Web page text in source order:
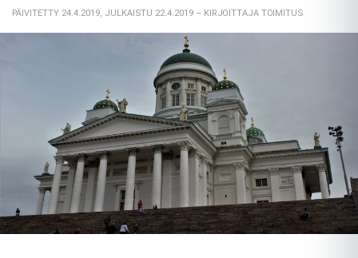
PÄIVITETTY 24.4.2019 JULKAISTU 22.4.2019 – KIRJOITTAJA TOIMITUS